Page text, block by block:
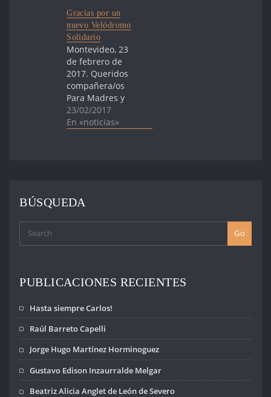
Gracias por un
nuevo Velódromo
Solidario
Montevideo, 23
de febrero de
2017. Queridos
compañera/os
Para Madres y
Familiares de
Uruguayos
Velódromo
Solidario,
pasado lunes 20,
compromiso de
militantes que sin
dudarlo un
instante nos
acompañaron. Va
entonces…
23/02/2017
En «noticias»
BÚSQUEDA
Go
PUBLICACIONES RECIENTES
Hasta siempre Carlos!
Raúl Barreto Capelli
Jorge Hugo Martínez Horminoguez
Gustavo Edison Inzaurralde Melgar
Beatriz Alicia Anglet de León de Severo